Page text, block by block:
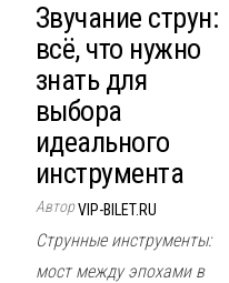
Звучание струн:
всё, что нужно
знать для
выбора
идеального
инструмента
АвторVIP-BILET.RU
Струнные инструменты:
мост между эпохами в